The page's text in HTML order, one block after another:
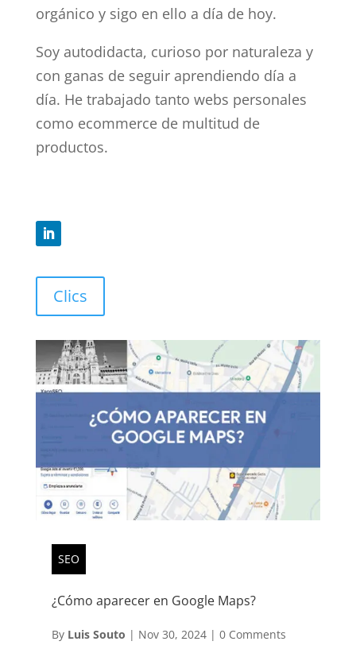
orgánico y sigo en ello a día de hoy.
Soy autodidacta, curioso por naturaleza y
con ganas de seguir aprendiendo día a
día. He trabajado tanto webs personales
como ecommerce de multitud de
productos.
Clics
SEO
¿Cómo aparecer en Google Maps?
By Luis Souto | Nov 30, 2024| 0 Comments